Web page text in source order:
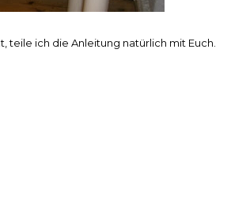
ich die Anleitung natürlich mit Euch.